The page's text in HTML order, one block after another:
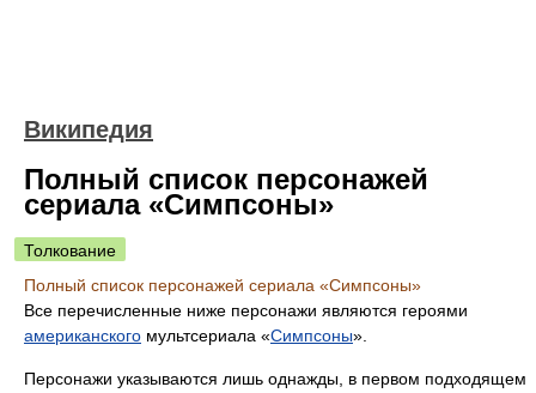
Википедия
Полный список персонажей
сериала «Симпсоны»
Толкование
Полный список персонажей сериала «Симпсоны»
Все перечисленные ниже персонажи являются героями
американского мультсериала «Симпсоны».
Персонажи указываются лишь однажды, в первом подходящем